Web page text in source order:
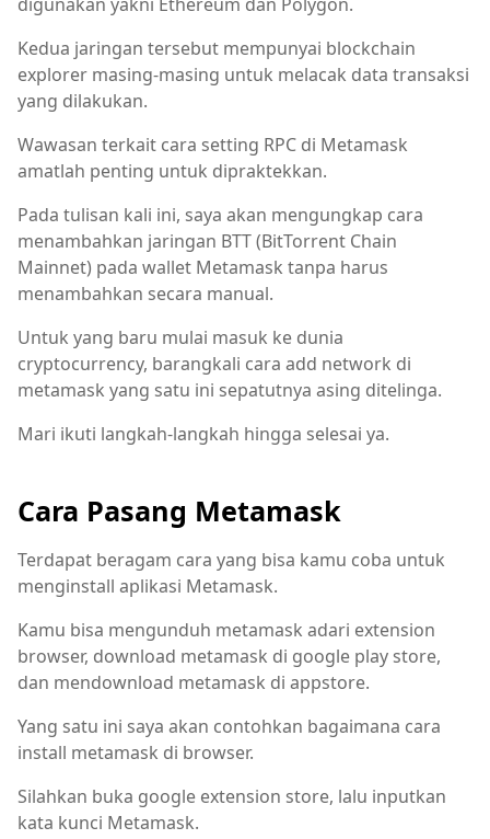
Kedua jaringan tersebut mempunyai blockchain
explorer masing-masing untuk melacak data transaksi
yang dilakukan.
Wawasan terkait cara setting RPC di Metamask
amatlah penting untuk dipraktekkan.
Pada tulisan kali ini, saya akan mengungkap cara
menambahkan jaringan BTT (BitTorrent Chain
Mainnet) pada wallet Metamask tanpa harus
menambahkan secara manual.
Untuk yang baru mulai masuk ke dunia
cryptocurrency, barangkali cara add network di
metamask yang satu ini sepatutnya asing ditelinga.
Mari ikuti langkah-langkah hingga selesai ya.
Cara Pasang Metamask
Terdapat beragam cara yang bisa kamu coba untuk
menginstall aplikasi Metamask.
Kamu bisa mengunduh metamask adari extension
browser, download metamask di google play store,
dan mendownload metamask di appstore.
Yang satu ini saya akan contohkan bagaimana cara
install metamask di browser.
Silahkan buka google extension store, lalu inputkan
kata kunci Metamask.